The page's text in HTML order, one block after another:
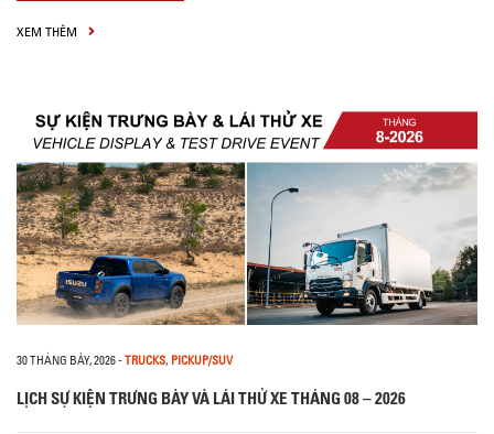
XEM THÊM
30 THÁNG BẢY, 2026- TRUCKS, PICKUP/SUV
LỊCH SỰ KIỆN TRƯNG BÀY VÀ LÁI THỬ XE THÁNG 08 – 2026